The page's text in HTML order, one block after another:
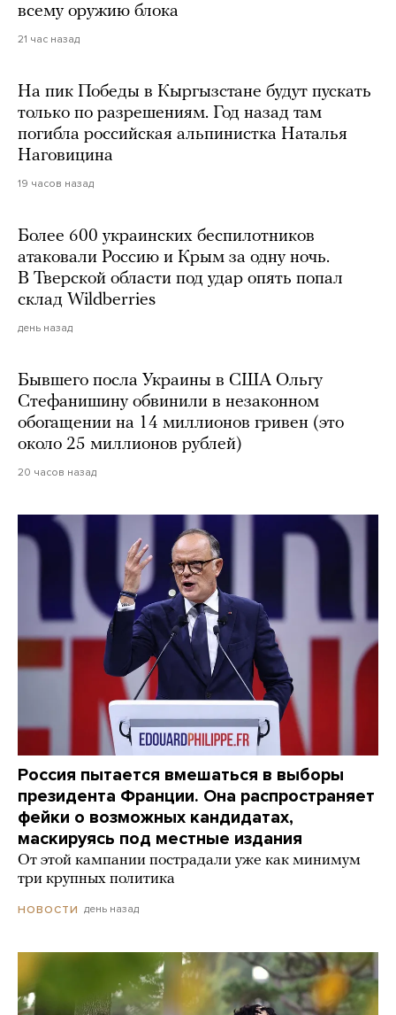
всему оружию блока
21 час назад
На пик Победы в Кыргызстане будут пускать
только по разрешениям. Год назад там
погибла российская альпинистка Наталья
Наговицина
19 часов назад
Более 600 украинских беспилотников
атаковали Россию и Крым за одну ночь.
В Тверской области под удар опять попал
склад Wildberries
день назад
Бывшего посла Украины в США Ольгу
Стефанишину обвинили в незаконном
обогащении на 14 миллионов гривен (это
около 25 миллионов рублей)
20 часов назад
Россия пытается вмешаться в выборы
президента Франции. Она распространяет
фейки о возможных кандидатах,
маскируясь под местные издания
От этой кампании пострадали уже как минимум
три крупных политика
НОВОСТИ день назад